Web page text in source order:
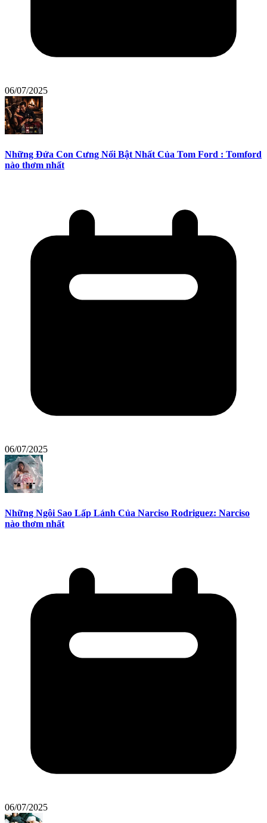
06/07/2025
Những Đứa Con Cưng Nổi Bật Nhất Của Tom Ford : Tomford
nào thơm nhất
06/07/2025
Những Ngôi Sao Lấp Lánh Của Narciso Rodriguez: Narciso
nào thơm nhất
06/07/2025